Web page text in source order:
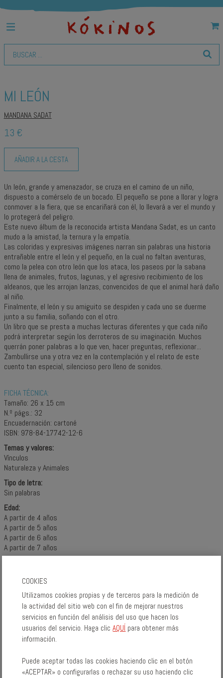
MI LEÓN
MANDANA SADAT
13 €
AÑADIR A LA CESTA
Un león, grande y amenazador, se cruza en el camino de un niño,
dispuesto a comérselo de un bocado. El pequeño se pone a llorar y logra
conmover a la fiera, que se encariñará con él, lo llevará a ver el mundo y
lo protegerá del peligro.
Este nuevo álbum de la reconocida artista Mandana Sadat, es un canto
mudo a la amistad, la ternura y la empatía.
Las coloridas y expresivas imágenes narran sin palabras una historia
entrañable entre el león y el pequeño, en la cual no faltan aventuras,
como la pelea con otro león que los ataca, los paseos por la sabana
llena de animales, frutos, lagunas, y el agresivo recibimiento de los
aldeanos, que les arrojan lanzas, convencidos de que el animal hará daño
al niño.
Finalmente, el león y su amiguito se despiden y cada uno se duerme
junto a su familia, soñando con el otro.
Un libro que se presta a muchas lecturas diferentes y que cada niño
podrá interpretar según los derroteros de su imaginación. Muchos
querrán poner palabras a lo que ven, hacer preguntas, reflexionar...
Zambullirse una y otra vez en la contemplación y el relato de este
cuento tan especial, silencioso pero lleno de sonidos.
FICHA TÉCNICA:
Tamaño: 26 x 15 cm
N.º págs.: 32
Encuadernación: cartoné
ISBN: 978-84-17742-12-6
Temas y valores:
Vínculos
Naturaleza y Animales
Tipo de letra:
Sin palabras
Edad:
A partir de 4 años
A partir de 5 años
A partir de 6 años
A partir de 7 años
COMPÁRTELO:
COOKIES
Utilizamos cookies propias y de terceros para la medición de
la actividad del sitio web con el fin de mejorar nuestros
servicios en función del análisis del uso que hacen los
usuarios del servicio. Haga clicAQUÍ para obtener más
información.
Puede aceptar todas las cookies haciendo clic en el botón
«ACEPTAR» o configurarlas o rechazar su uso haciendo clic